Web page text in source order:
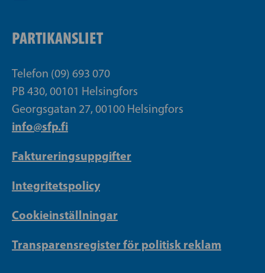
PARTIKANSLIET
Telefon (09) 693 070
PB 430, 00101 Helsingfors
Georgsgatan 27, 00100 Helsingfors
info@sfp.fi
Faktureringsuppgifter
Integritetspolicy
Cookieinställningar
Transparensregister för politisk reklam